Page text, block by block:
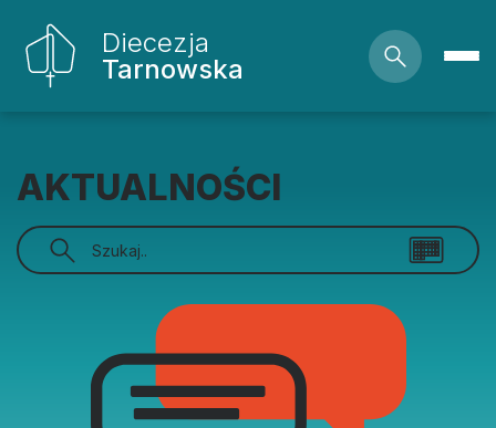
Diecezja
Tarnowska
AKTUALNOŚCI